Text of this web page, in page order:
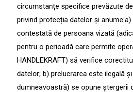
circumstanțe specifice prevăzute
privind protecția datelor și anume:a)
contestată de persoana vizată
pentru o perioadă care permite
HANDLEKRAFT) să verifice
datelor; b) prelucrarea este ilegală
dumneavoastră) se opune ștergerii